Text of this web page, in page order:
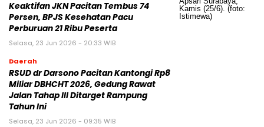
Keaktifan JKN Pacitan Tembus 74
Persen, BPJS Kesehatan Pacu
Perburuan 21 Ribu Peserta
Selasa, 23 Jun 2026 - 20:33 WIB
Daerah
RSUD dr Darsono Pacitan Kantongi Rp8
Miliar DBHCHT 2026, Gedung Rawat
Jalan Tahap III Ditarget Rampung
Tahun Ini
Selasa, 23 Jun 2026 - 09:35 WIB